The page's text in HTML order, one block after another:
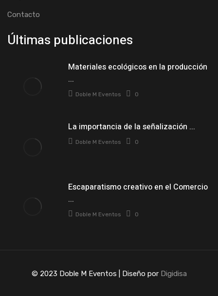
Contacto
Últimas publicaciones
Materiales ecológicos en la producción
...
Doble M Eventos 0
La importancia de la señalización ...
Doble M Eventos 0
Escaparatismo creativo en el Comercio
...
Doble M Eventos 0
© 2023 Doble M Eventos | Diseño por Digidisa